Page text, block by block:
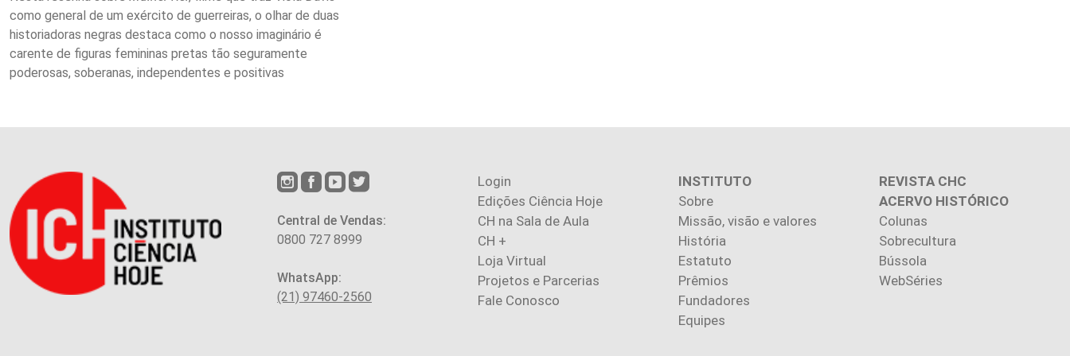
como general de um exército de guerreiras, o olhar de duas
historiadoras negras destaca como o nosso imaginário é
carente de figuras femininas pretas tão seguramente
poderosas, soberanas, independentes e positivas
Central de Vendas:
0800 727 8999
WhatsApp:
(21) 97460-2560
Login
Edições Ciência Hoje
CH na Sala de Aula
CH +
Loja Virtual
Projetos e Parcerias
Fale Conosco
INSTITUTO
Sobre
Missão, visão e valores
História
Estatuto
Prêmios
Fundadores
Equipes
REVISTA CHC
ACERVO HISTÓRICO
Colunas
Sobrecultura
Bússola
WebSéries